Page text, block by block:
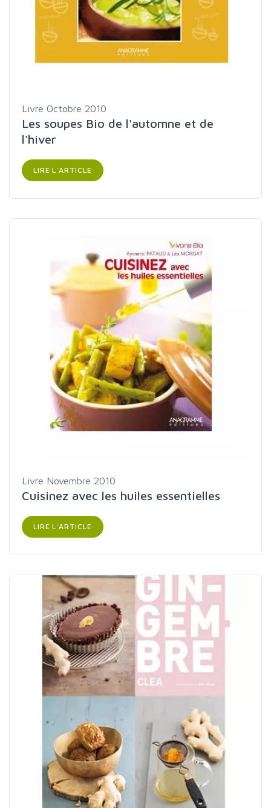
Livre Octobre 2010
Les soupes Bio de l'automne et de
l'hiver
LIRE L'ARTICLE
Livre Novembre 2010
Cuisinez avec les huiles essentielles
LIRE L'ARTICLE